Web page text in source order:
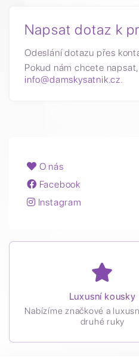
Napsat dotaz k
Odeslání dotazu přes
Pokud nám chcete
info@damskysatnik.cz.
O nás
Facebook
Instagram
Luxusní kousky
Nabízíme značkové a
druhé ruky